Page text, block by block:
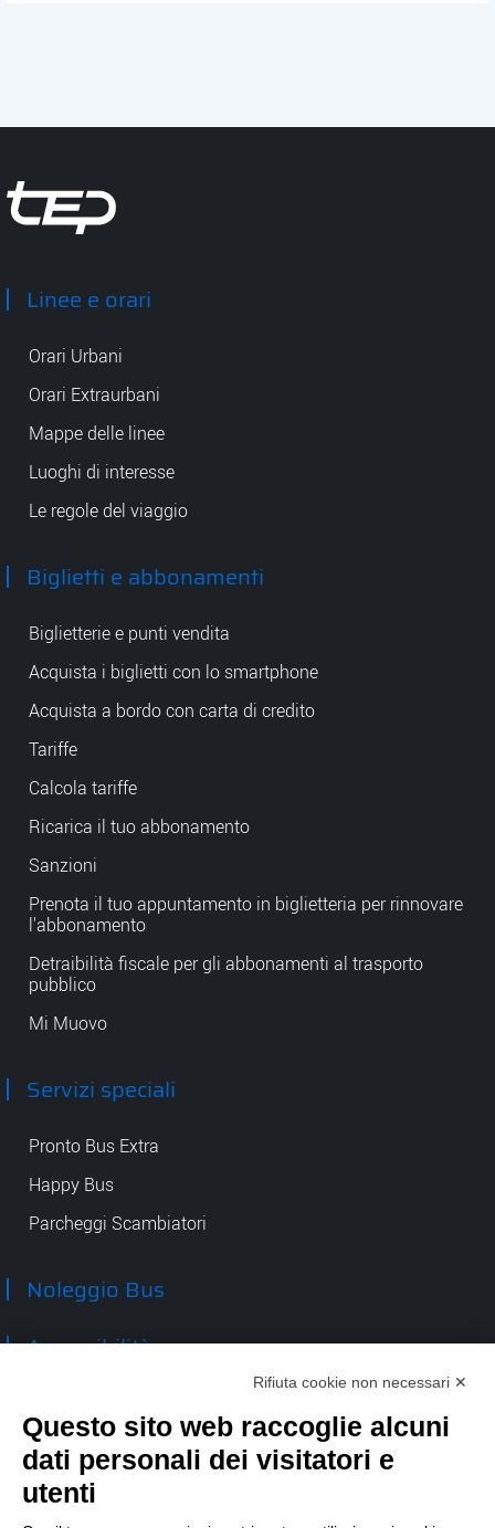
Linee e orari
Orari Urbani
Orari Extraurbani
Mappe delle linee
Luoghi di interesse
Le regole del viaggio
Biglietti e abbonamenti
Biglietterie e punti vendita
Acquista i biglietti con lo smartphone
Acquista a bordo con carta di credito
Tariffe
Calcola tariffe
Ricarica il tuo abbonamento
Sanzioni
Prenota il tuo appuntamento in biglietteria per rinnovare
l'abbonamento
Detraibilità fiscale per gli abbonamenti al trasporto
pubblico
Mi Muovo
Servizi speciali
Pronto Bus Extra
Happy Bus
Parcheggi Scambiatori
Noleggio Bus
Accessibilità
TEP spa
Via Taro 12
43125 Parma
Rifiuta cookie non necessari ✕
Questo sito web raccoglie alcuni
dati personali dei visitatori e
utenti